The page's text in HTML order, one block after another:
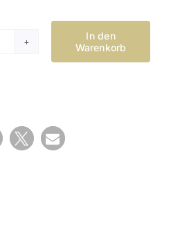
In den
Warenkorb